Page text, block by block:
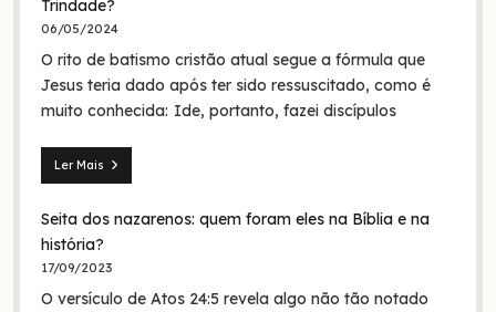
Trindade?
06/05/2024
O rito de batismo cristão atual segue a fórmula que
Jesus teria dado após ter sido ressuscitado, como é
muito conhecida: Ide, portanto, fazei discípulos
Ler Mais
Mateus
O
batismo
de
era
Seita dos nazarenos: quem foram eles na Bíblia e na
história?
17/09/2023
O versículo de Atos 24:5 revela algo não tão notado